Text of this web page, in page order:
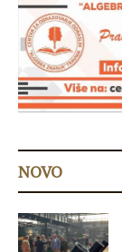
NOVO